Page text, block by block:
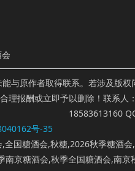
与原作者取得联系。若涉及版权
理报酬或立即予以删除！联系人
18583613160
号-35
国糖酒会,秋糖,2026秋季糖酒
南京糖酒会,秋季全国糖酒会,南京